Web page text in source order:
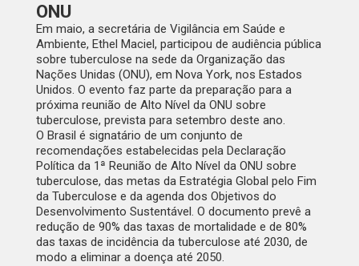
ONU
Em maio, a secretária de Vigilância em Saúde e
Ambiente, Ethel Maciel, participou de audiência pública
sobre tuberculose na sede da Organização das
Nações Unidas (ONU), em Nova York, nos Estados
Unidos. O evento faz parte da preparação para a
próxima reunião de Alto Nível da ONU sobre
tuberculose, prevista para setembro deste ano.
O Brasil é signatário de um conjunto de
recomendações estabelecidas pela Declaração
Política da 1ª Reunião de Alto Nível da ONU sobre
tuberculose, das metas da Estratégia Global pelo Fim
da Tuberculose e da agenda dos Objetivos do
Desenvolvimento Sustentável. O documento prevê a
redução de 90% das taxas de mortalidade e de 80%
das taxas de incidência da tuberculose até 2030, de
modo a eliminar a doença até 2050.